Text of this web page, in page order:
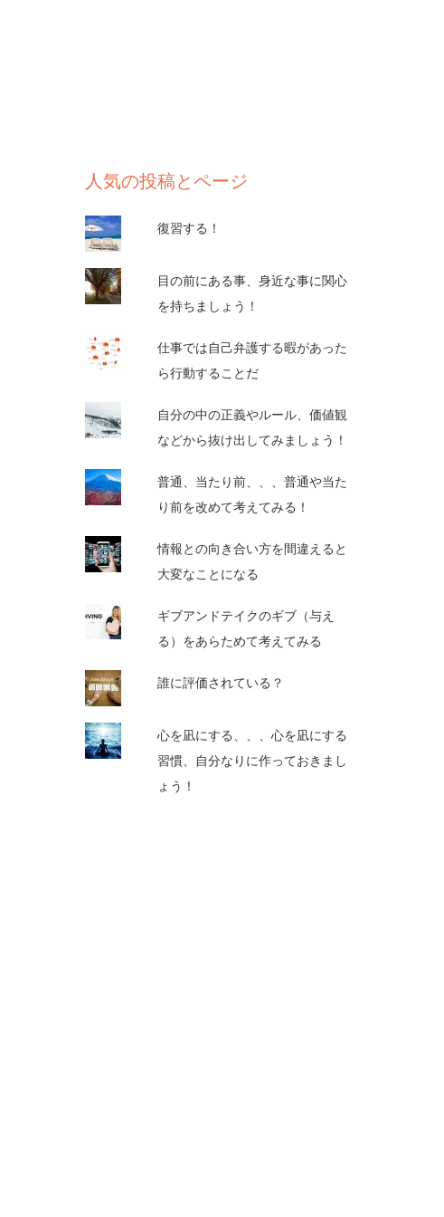
人気の投稿とページ
復習する！
目の前にある事、身近な事に関心
を持ちましょう！
仕事では自己弁護する暇があった
ら行動することだ
自分の中の正義やルール、価値観
などから抜け出してみましょう！
普通、当たり前、、、普通や当た
り前を改めて考えてみる！
情報との向き合い方を間違えると
大変なことになる
ギブアンドテイクのギブ（与え
る）をあらためて考えてみる
誰に評価されている？
心を凪にする、、、心を凪にする
習慣、自分なりに作っておきまし
ょう！